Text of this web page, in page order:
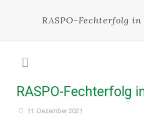
RASPO-Fechterfolg in
RASPO-Fechterfolg
11. Dezember 2021